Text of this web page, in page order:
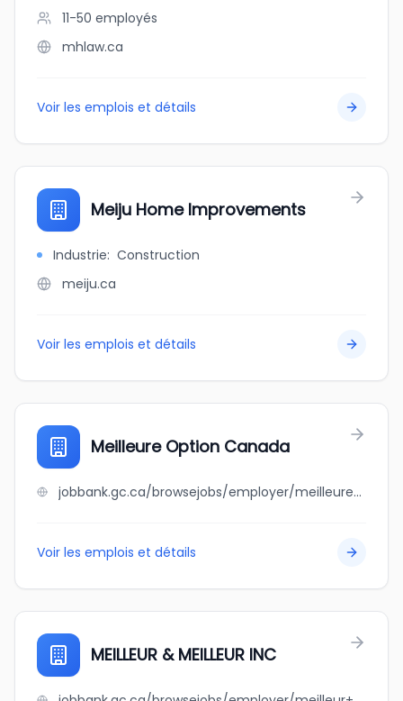
11-50 employés
mhlaw.ca
Voir les emplois et détails
Meiju Home Improvements
Industrie: Construction
meiju.ca
Voir les emplois et détails
Meilleure Option Canada
jobbank.gc.ca/browsejobs/employer/meilleure+option+canada/ca
Voir les emplois et détails
MEILLEUR & MEILLEUR INC